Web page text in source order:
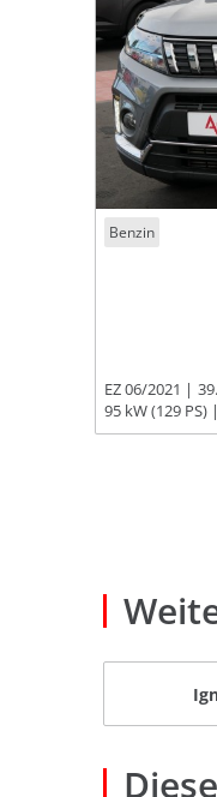
Benzin
EZ 06/2021
95 kW (129 PS)